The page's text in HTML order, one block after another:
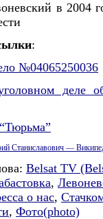
в 2004
:
№04065250036
деле
Станиславович —
Belsat TV
,
о нас,
, Фото(photo)